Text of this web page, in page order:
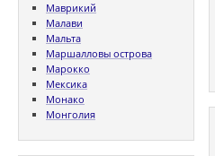
Маврикий
Малави
Мальта
Маршалловы острова
Марокко
Мексика
Монако
Монголия